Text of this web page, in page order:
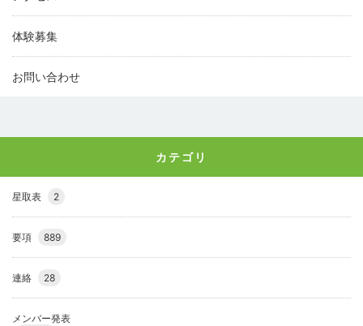
体験募集
お問い合わせ
カテゴリ
星取表 2
要項 889
連絡 28
メンバー発表